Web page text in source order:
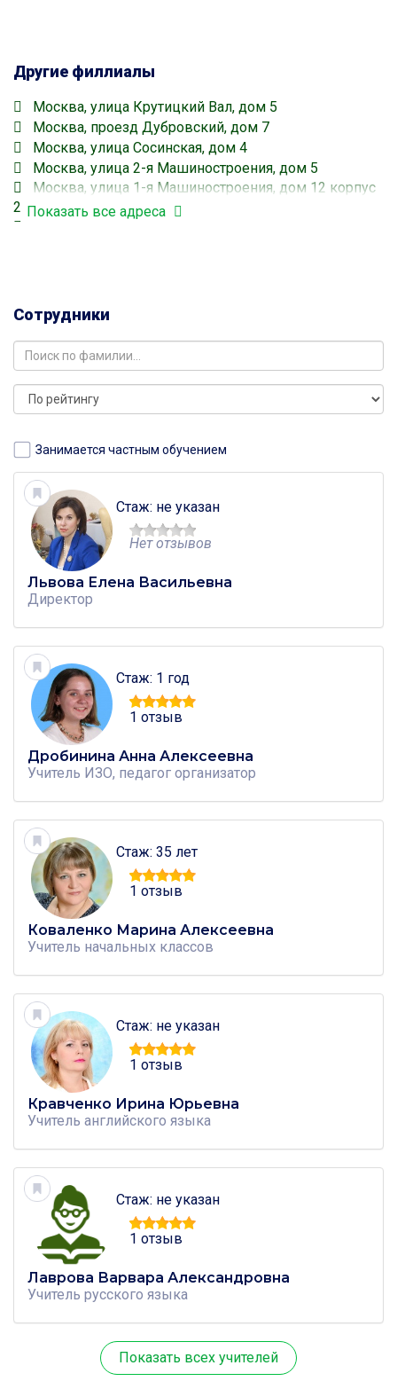
Другие филлиалы
Москва, улица Крутицкий Вал, дом 5
Москва, проезд Дубровский, дом 7
Москва, улица Сосинская, дом 4
Москва, улица 2-я Машиностроения, дом 5
Москва, улица 1-я Машиностроения, дом 12 корпус
2
корпус 2
Дубровка
Москва, улица Велозаводская, дом 9 корпус 2
Дубровка
Показать все адреса
Сотрудники
Занимается частным обучением
Стаж: не указан
Нет отзывов
Львова Елена Васильевна
Директор
Стаж: 1 год
1 отзыв
Дробинина Анна Алексеевна
Учитель ИЗО, педагог организатор
Стаж: 35 лет
1 отзыв
Коваленко Марина Алексеевна
Учитель начальных классов
Стаж: не указан
1 отзыв
Кравченко Ирина Юрьевна
Учитель английского языка
Стаж: не указан
1 отзыв
Лаврова Варвара Александровна
Учитель русского языка
Показать всех учителей